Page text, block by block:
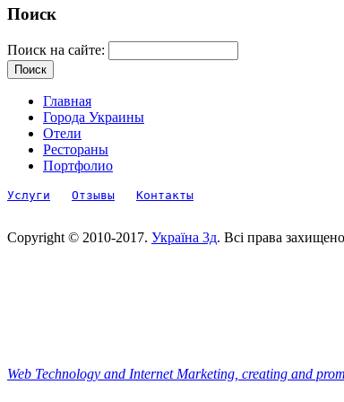
Поиск
Поиск на сайте:
Главная
Города Украины
Отели
Рестораны
Портфолио
Услуги Отзывы Контакты
Copyright © 2010-2017. Україна 3д. Всі права
Web Technology and Internet Marketing, сreating and